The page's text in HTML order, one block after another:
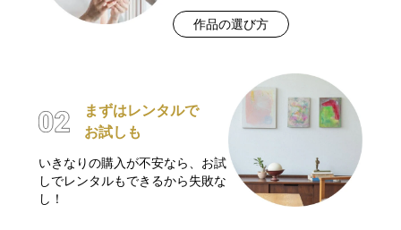
作品の選び方
まずはレンタルで
お試しも
いきなりの購入が不安なら、お試
しでレンタルもできるから失敗な
し！